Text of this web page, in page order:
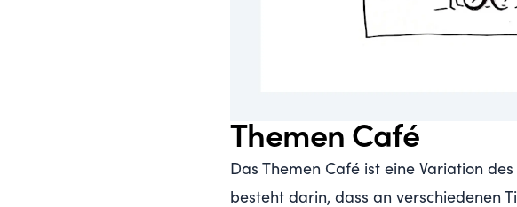
Themen Café
Das Themen Café ist eine Variation
besteht darin, dass an verschiedenen